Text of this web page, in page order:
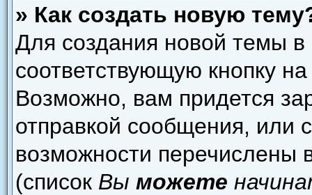
» Как создать новую
Для создания новой темы
соответствующую кнопку
Возможно, вам придется
отправкой сообщения, или
возможности перечислены
(список Вы можете